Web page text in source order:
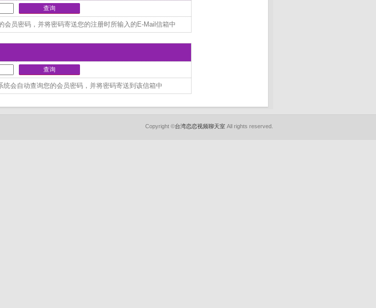
会员密码，并将密码寄送您的注册时所输入的E-Mail信箱中
会自动查询您的会员密码，并将密码寄送到该信箱中
Copyright ©台湾恋恋视频聊天室 All rights reserved.